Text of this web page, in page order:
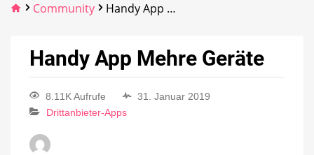
Community Handy App Mehre Geräte
Handy App Mehre Geräte
8.11K Aufrufe
31. Januar 2019
Drittanbieter-Apps